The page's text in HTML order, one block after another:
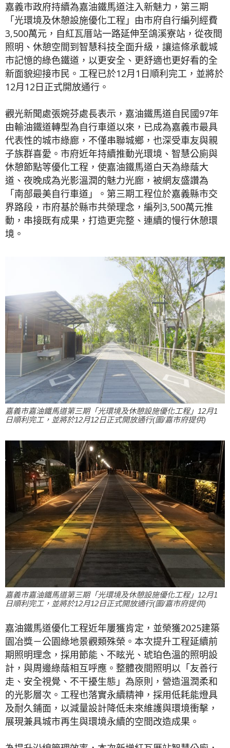
嘉義市政府持續為嘉油鐵馬道注入新魅力，第三期
「光環境及休憩設施優化工程」由市府自行編列經費
3,500萬元，自紅瓦厝站一路延伸至鴿溪寮站，從夜間
照明、休憩空間到智慧科技全面升級，讓這條承載城
市記憶的綠色鐵道，以更安全、更舒適也更好看的全
新面貌迎接市民。工程已於12月1日順利完工，並將於
12月12日正式開放通行。
觀光新聞處張婉芬處長表示，嘉油鐵馬道自民國97年
由輸油鐵道轉型為自行車道以來，已成為嘉義市最具
代表性的城市綠廊，不僅串聯城鄉，也深受車友與親
子族群喜愛。市府近年持續推動光環境、智慧公廁與
休憩節點等優化工程，使嘉油鐵馬道白天為綠蔭大
道、夜晚成為光影溫潤的魅力光廊，被網友盛讚為
「南部最美自行車道」。第三期工程位於嘉義縣市交
界路段，市府基於縣市共榮理念，編列3,500萬元推
動，串接既有成果，打造更完整、連續的慢行休憩環
境。
嘉義市嘉油鐵馬道第三期「光環境及休憩設施優化工程」12月1
日順利完工，並將於12月12日正式開放通行(圖/嘉市府提供)
嘉義市嘉油鐵馬道第三期「光環境及休憩設施優化工程」12月1
日順利完工，並將於12月12日正式開放通行(圖/嘉市府提供)
嘉油鐵馬道優化工程近年屢獲肯定，並榮獲2025建築
園冶獎－公園綠地景觀類殊榮。本次提升工程延續前
期照明理念，採用節能、不眩光、琥珀色溫的照明設
計，與周邊綠蔭相互呼應。整體夜間照明以「友善行
走、安全視覺、不干擾生態」為原則，營造溫潤柔和
的光影層次。工程也落實永續精神，採用低耗能燈具
及耐久鋪面，以減量設計降低未來維護與環境衝擊，
展現兼具城市再生與環境永續的空間改造成果。